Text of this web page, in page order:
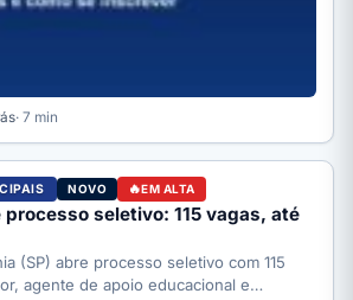
· 7 min
NOVO EM ALTA
processo seletivo: 115 vagas, até
(SP) abre processo seletivo com 115
agente de apoio educacional e